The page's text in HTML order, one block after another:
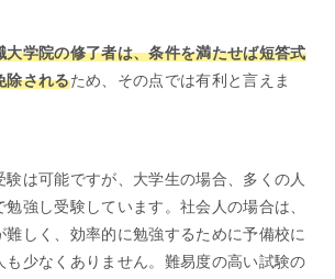
大学院の修了者は、条件を満たせば短答式
除されるため、その点では有利と言えま
は可能ですが、大学生の場合、多くの人
強し受験しています。社会人の場合は、
難しく、効率的に勉強するために予備校に
も少なくありません。難易度の高い試験の